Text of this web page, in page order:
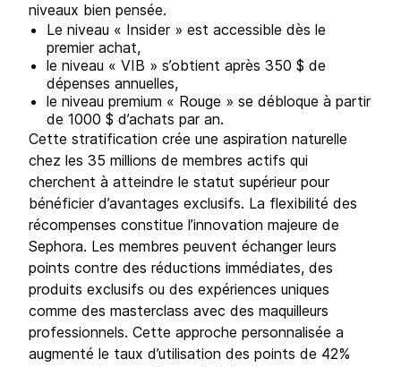
niveaux bien pensée.
Le niveau « Insider » est accessible dès le
premier achat,
le niveau « VIB » s’obtient après 350 $ de
dépenses annuelles,
le niveau premium « Rouge » se débloque à partir
de 1000 $ d’achats par an.
Cette stratification crée une aspiration naturelle
chez les 35 millions de membres actifs qui
cherchent à atteindre le statut supérieur pour
bénéficier d’avantages exclusifs. La flexibilité des
récompenses constitue l’innovation majeure de
Sephora. Les membres peuvent échanger leurs
points contre des réductions immédiates, des
produits exclusifs ou des expériences uniques
comme des masterclass avec des maquilleurs
professionnels. Cette approche personnalisée a
augmenté le taux d’utilisation des points de 42%